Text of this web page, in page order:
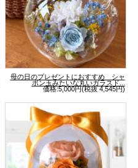
母の日のプレゼントにおすすめ シャ
ボン玉みたいな丸いガラスド...
価格:5,000円(税抜 4,545円)